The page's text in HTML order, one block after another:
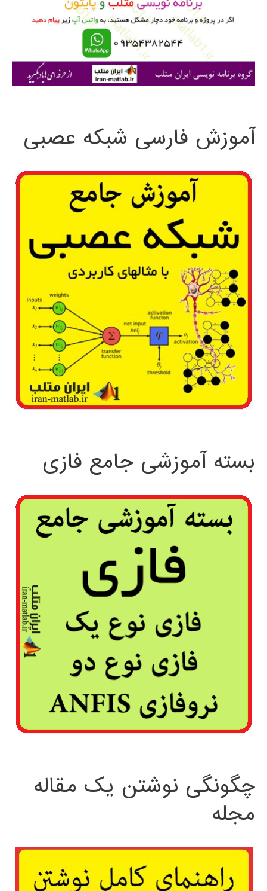
ی
آموزش فارسی شبکه عصبی
بسته آموزشی جامع فازی
چگونگی نوشتن یک مقاله
مجله